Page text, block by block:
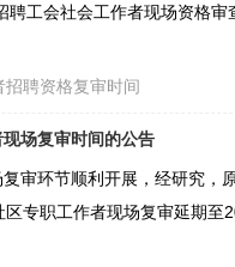
工会社会工作者现场资格
招聘资格复审时间
场复审时间的公告
审环节顺利开展，经研究，
专职工作者现场复审延期至